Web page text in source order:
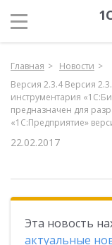
Главная
Новости
Версия 2.3.4 Версия
инструментария
предназначен для
«1С:Предприятие»
22.02.2017
Эта новость
актуальные